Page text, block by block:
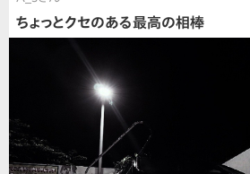
ちょっとクセのある最高の相棒